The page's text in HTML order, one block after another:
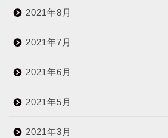
2021年8月
2021年7月
2021年6月
2021年5月
2021年3月